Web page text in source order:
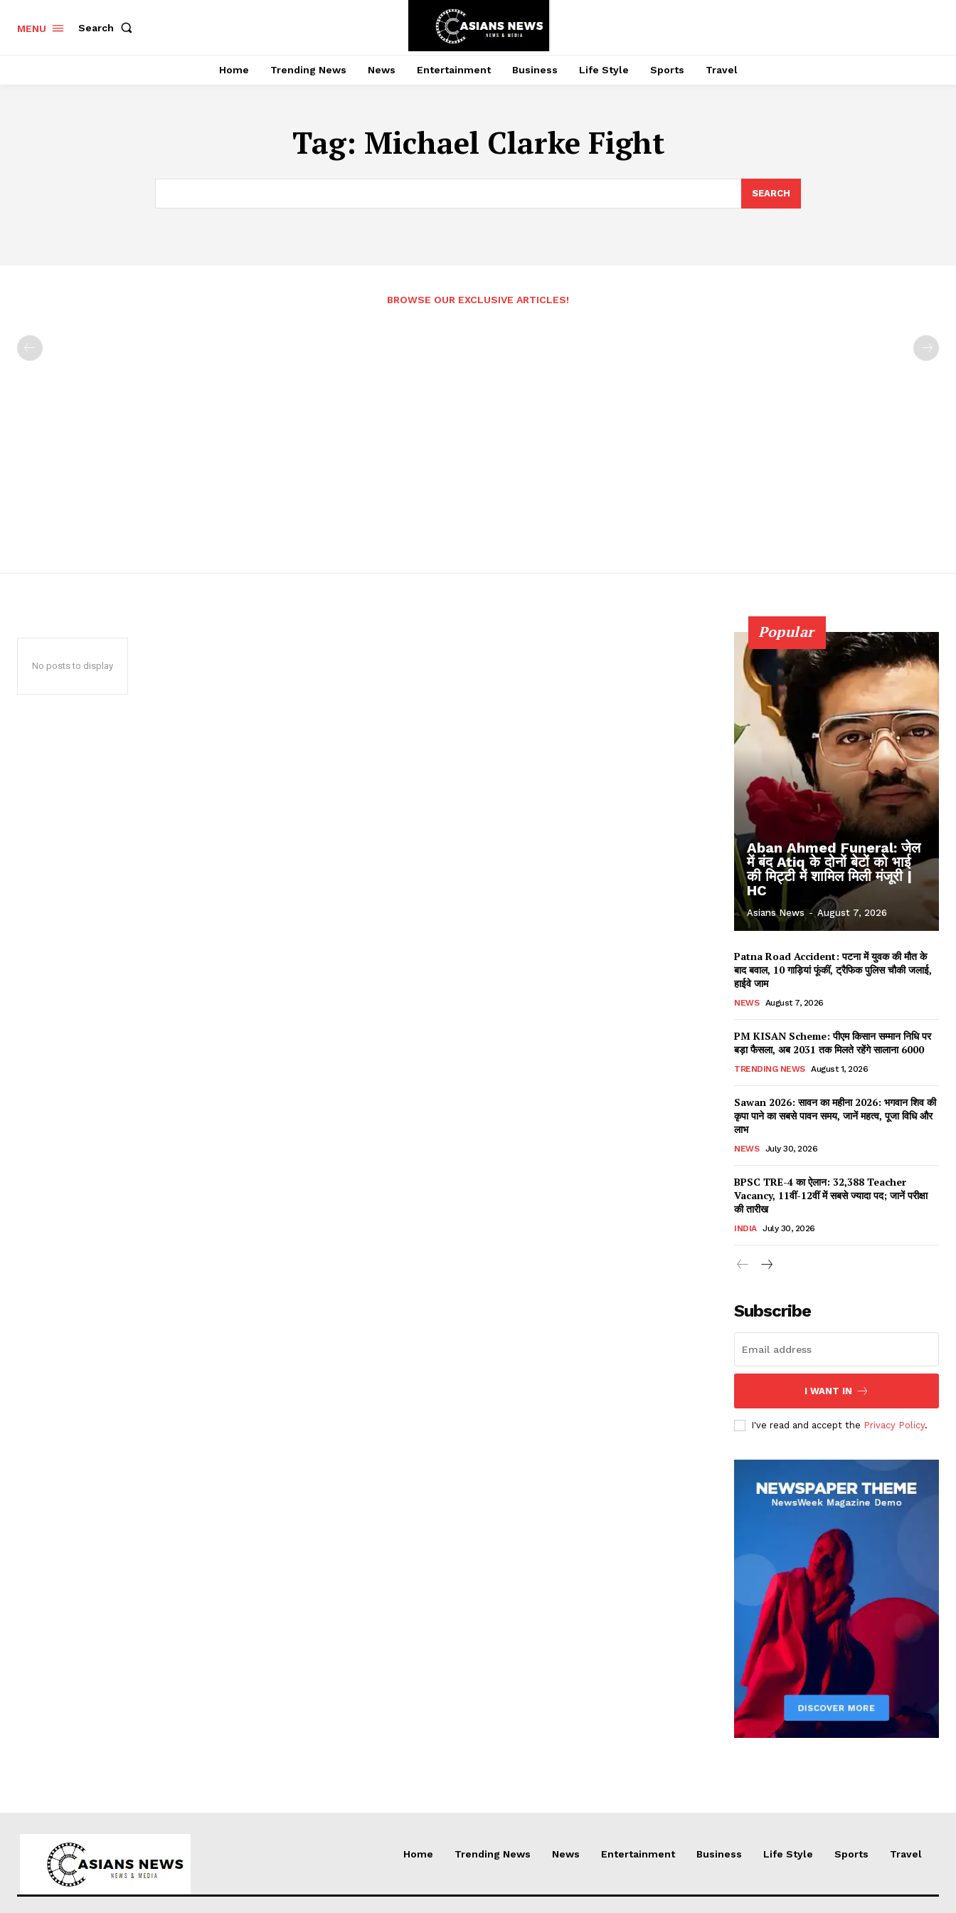
MENU Search
Home Trending News News Entertainment Business Life Style Sports Travel
Tag: Michael Clarke Fight
SEARCH
BROWSE OUR EXCLUSIVE ARTICLES!
No posts to display
Popular
Aban Ahmed Funeral: जेल
में बंद Atiq के दोनों बेटों को भाई
की मिट्टी में शामिल मिली मंजूरी |
HC
Asians News - August 7, 2026
Patna Road Accident: पटना में युवक की मौत के
बाद बवाल, 10 गाड़ियां फूंकीं, ट्रैफिक पुलिस चौकी जलाई,
हाईवे जाम
NEWS August 7, 2026
PM KISAN Scheme: पीएम किसान सम्मान निधि पर
बड़ा फैसला, अब 2031 तक मिलते रहेंगे सालाना ₹6000
TRENDING NEWS August 1, 2026
Sawan 2026: सावन का महीना 2026: भगवान शिव की
कृपा पाने का सबसे पावन समय, जानें महत्व, पूजा विधि और
लाभ
NEWS July 30, 2026
BPSC TRE-4 का ऐलान: 32,388 Teacher
Vacancy, 11वीं-12वीं में सबसे ज्यादा पद; जानें परीक्षा
की तारीख
INDIA July 30, 2026
Subscribe
I WANT IN
I've read and accept the Privacy Policy.
Home Trending News News Entertainment Business Life Style Sports Travel